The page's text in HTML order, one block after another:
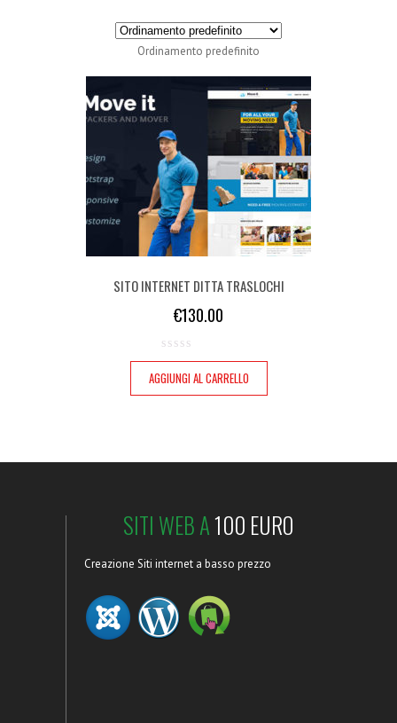
Ordinamento predefinito
SITO INTERNET DITTA TRASLOCHI
€130.00
AGGIUNGI AL CARRELLO
SITI WEB A100 EURO
Creazione Siti internet a basso prezzo